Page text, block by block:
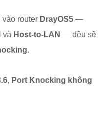
vào router DrayOS5 —
và Host-to-LAN — đều sẽ
.
, Port Knocking không